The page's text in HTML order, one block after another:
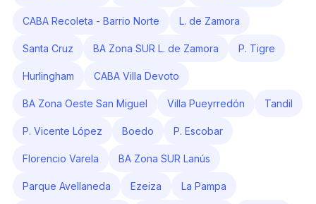
CABA Recoleta - Barrio Norte L. de Zamora
Santa Cruz BA Zona SUR L. de Zamora P. Tigre
Hurlingham CABA Villa Devoto
BA Zona Oeste San Miguel Villa Pueyrredón Tandil
P. Vicente López Boedo P. Escobar
Florencio Varela BA Zona SUR Lanús
Parque Avellaneda Ezeiza La Pampa